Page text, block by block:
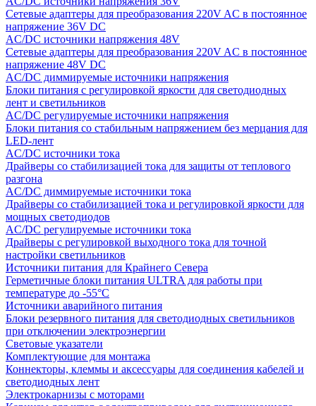
Сетевые адаптеры для преобразования 220V AC в постоянное
напряжение 36V DC
AC/DC источники напряжения 48V
Сетевые адаптеры для преобразования 220V AC в постоянное
напряжение 48V DC
AC/DC диммируемые источники напряжения
Блоки питания с регулировкой яркости для светодиодных
лент и светильников
AC/DC регулируемые источники напряжения
Блоки питания со стабильным напряжением без мерцания для
LED-лент
AC/DC источники тока
Драйверы со стабилизацией тока для защиты от теплового
разгона
AC/DC диммируемые источники тока
Драйверы со стабилизацией тока и регулировкой яркости для
мощных светодиодов
AC/DC регулируемые источники тока
Драйверы с регулировкой выходного тока для точной
настройки светильников
Источники питания для Крайнего Севера
Герметичные блоки питания ULTRA для работы при
температуре до -55°C
Источники аварийного питания
Блоки резервного питания для светодиодных светильников
при отключении электроэнергии
Световые указатели
Комплектующие для монтажа
Коннекторы, клеммы и аксессуары для соединения кабелей и
светодиодных лент
Электрокарнизы с моторами